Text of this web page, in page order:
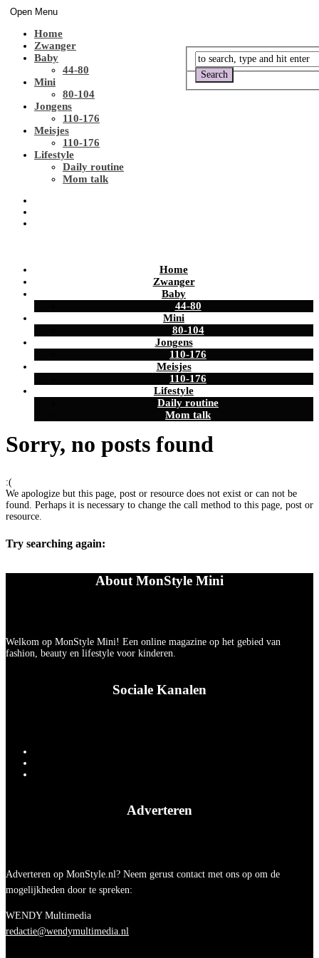
Open Menu
Home
Zwanger
Baby
44-80
Mini
80-104
Jongens
110-176
Meisjes
110-176
Lifestyle
Daily routine
Mom talk
Home
Zwanger
Baby
44-80
Mini
80-104
Jongens
110-176
Meisjes
110-176
Lifestyle
Daily routine
Mom talk
Sorry, no posts found
:(
We apologize but this page, post or resource does not exist or can not be
found. Perhaps it is necessary to change the call method to this page, post or
resource.
Try searching again:
About MonStyle Mini
Welkom op MonStyle Mini! Een online magazine op het gebied van
fashion, beauty en lifestyle voor kinderen.
Sociale Kanalen
Adverteren
Adverteren op MonStyle.nl? Neem gerust contact met ons op om de
mogelijkheden door te spreken:
WENDY Multimedia
redactie@wendymultimedia.nl